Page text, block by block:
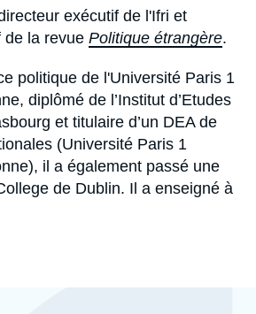
exécutif de l'Ifri et
de la revue Politique étrangère.
politique de l'Université Paris 1
diplômé de l’Institut d’Etudes
et titulaire d’un DEA de
(Université Paris 1
il a également passé une
de Dublin. Il a enseigné à
et guerres asymétriques